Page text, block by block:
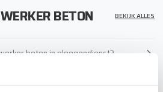
BETON BEKIJK ALLES
beton in ploegendienst?
beton vaste werktijden?